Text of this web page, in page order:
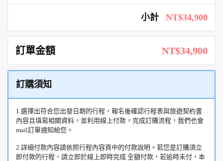
小計 NT$34,900
訂單金額 NT$34,900
訂購須知
1.選擇出符合您出發日期的行程，報名後確認行程表與旅遊契約書
內容且填寫相關資料，並利用線上付款，完成訂購流程，我們也會
mail訂單通知給您。
2.詳細付款內容請依照行程內容頁中的付款說明。若您是訂購須立
即付款的行程，請立即於線上即時完成 全額付款，若逾時未付，本